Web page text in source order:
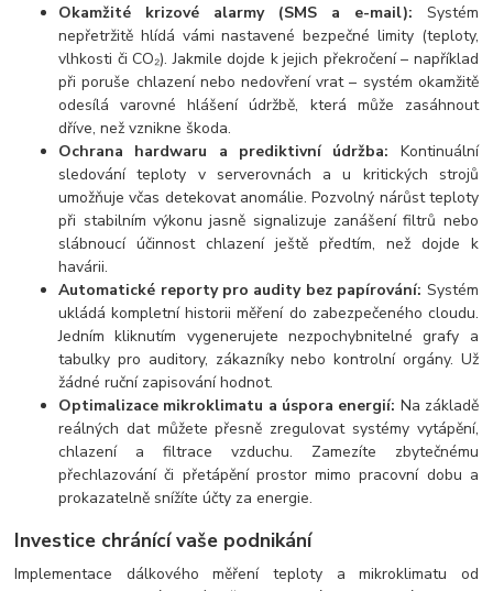
Okamžité krizové alarmy (SMS a e-mail): Systém
nepřetržitě hlídá vámi nastavené bezpečné limity (teploty,
vlhkosti či CO₂). Jakmile dojde k jejich překročení – například
při poruše chlazení nebo nedovření vrat – systém okamžitě
odesílá varovné hlášení údržbě, která může zasáhnout
dříve, než vznikne škoda.
Ochrana hardwaru a prediktivní údržba: Kontinuální
sledování teploty v serverovnách a u kritických strojů
umožňuje včas detekovat anomálie. Pozvolný nárůst teploty
při stabilním výkonu jasně signalizuje zanášení filtrů nebo
slábnoucí účinnost chlazení ještě předtím, než dojde k
havárii.
Automatické reporty pro audity bez papírování: Systém
ukládá kompletní historii měření do zabezpečeného cloudu.
Jedním kliknutím vygenerujete nezpochybnitelné grafy a
tabulky pro auditory, zákazníky nebo kontrolní orgány. Už
žádné ruční zapisování hodnot.
Optimalizace mikroklimatu a úspora energií: Na základě
reálných dat můžete přesně zregulovat systémy vytápění,
chlazení a filtrace vzduchu. Zamezíte zbytečnému
přechlazování či přetápění prostor mimo pracovní dobu a
prokazatelně snížíte účty za energie.
Investice chránící vaše podnikání
Implementace dálkového měření teploty a mikroklimatu od